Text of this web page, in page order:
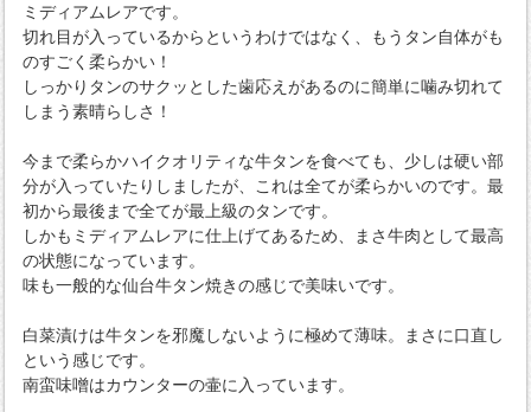
ミディアムレアです。
切れ目が入っているからというわけではなく、もうタン自体がも
のすごく柔らかい！
しっかりタンのサクッとした歯応えがあるのに簡単に噛み切れて
しまう素晴らしさ！
今まで柔らかハイクオリティな牛タンを食べても、少しは硬い部
分が入っていたりしましたが、これは全てが柔らかいのです。最
初から最後まで全てが最上級のタンです。
しかもミディアムレアに仕上げてあるため、まさ牛肉として最高
の状態になっています。
味も一般的な仙台牛タン焼きの感じで美味いです。
白菜漬けは牛タンを邪魔しないように極めて薄味。まさに口直し
という感じです。
南蛮味噌はカウンターの壷に入っています。